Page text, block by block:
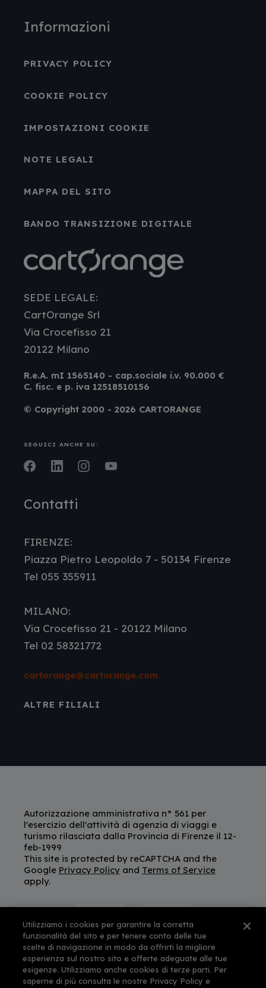
Informazioni
PRIVACY POLICY
COOKIE POLICY
IMPOSTAZIONI COOKIE
NOTE LEGALI
MAPPA DEL SITO
BANDO TRANSIZIONE DIGITALE
SEDE LEGALE:
CartOrange Srl
Via Crocefisso 21
20122 Milano
R.e.A. mI 1565140 - cap.sociale i.v. 90.000 €
C. fisc. e p. iva 12518510156
© Copyright 2000 - 2026 CARTORANGE
SEGUICI ANCHE SU:
Facebook
LinkedInInstagram
Contatti
FIRENZE:
Piazza Pietro Leopoldo 7 - 50134 Firenze
Tel 055 355911
MILANO:
Via Crocefisso 21 - 20122 Milano
Tel 02 58321772
cartorange@cartorange.com
ALTRE FILIALI
Autorizzazione amministrativa n° 561 per
l'esercizio dell'attività di agenzia di viaggi e
turismo rilasciata dalla Provincia di Firenze il 12-
feb-1999
This site is protected by reCAPTCHA and the
Google Privacy Policyand Terms of Service
apply.
Utilizziamo i cookies per garantire la corretta
funzionalità del sito e per tenere conto delle tue
scelte di navigazione in modo da offrirti la migliore
esperienza sul nostro sito e offerte adeguate alle tue
esigenze. Utilizziamo anche cookies di terze parti. Per
saperne di più consulta le nostre Privacy Policy e